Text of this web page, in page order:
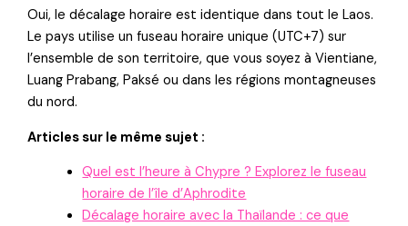
Oui, le décalage horaire est identique dans tout le Laos.
Le pays utilise un fuseau horaire unique (UTC+7) sur
l’ensemble de son territoire, que vous soyez à Vientiane,
Luang Prabang, Paksé ou dans les régions montagneuses
du nord.
Articles sur le même sujet :
Quel est l’heure à Chypre ? Explorez le fuseau
horaire de l’île d’Aphrodite
Décalage horaire avec la Thaïlande : ce que